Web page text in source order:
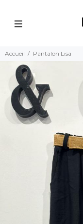
Accueil Pantalon Lisa